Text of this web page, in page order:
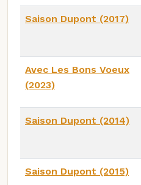
Saison Dupont (2017)
Avec Les Bons Voeux
(2023)
Saison Dupont (2014)
Saison Dupont (2015)